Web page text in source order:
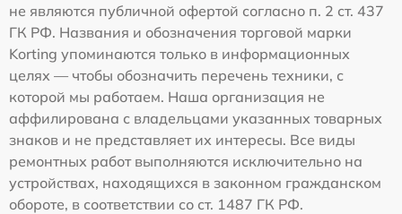
не являются публичной офертой согласно п. 2 ст. 437
ГК РФ. Названия и обозначения торговой марки
Korting упоминаются только в информационных
целях — чтобы обозначить перечень техники, с
которой мы работаем. Наша организация не
аффилирована с владельцами указанных товарных
знаков и не представляет их интересы. Все виды
ремонтных работ выполняются исключительно на
устройствах, находящихся в законном гражданском
обороте, в соответствии со ст. 1487 ГК РФ.